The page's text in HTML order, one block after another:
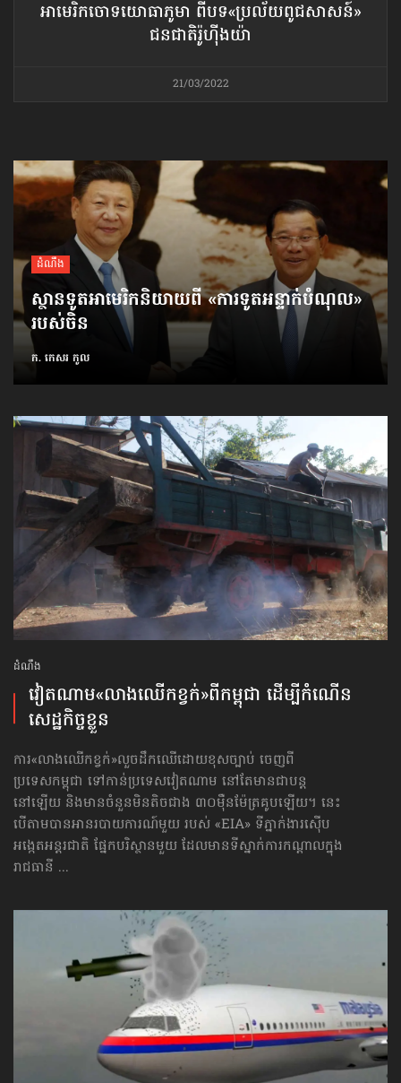
អាមេរិកចោទ​យោធាភូមា ពីបទ​«ប្រល័យ​ពូជសាសន៍»​
ជនជាតិរ៉ូហ៊ីងយ៉ា
21/03/2022
ដំណឹង
ស្ថានទូត​អាមេរិក​និយាយ​ពី «ការ​ទូត​អន្ទាក់​បំណុល»​
របស់​ចិន
ក. កេសរ កូល
ដំណឹង
វៀតណាម​«លាង​ឈើ​កខ្វក់»​ពី​កម្ពុជា ដើម្បី​កំណើន​
សេដ្ឋកិច្ច​ខ្លួន
ការ«លាង​ឈើ​កខ្វក់»លួចដឹកឈើដោយខុសច្បាប់ ចេញពី
ប្រទេសកម្ពុជា ទៅកាន់ប្រទេសវៀតណាម នៅតែមានជាបន្ត
នៅឡើយ និងមានចំនួនមិនតិចជាង ៣០ម៉ឺនម៉ែត្រគូបឡើយ។ នេះ
បើតាមបានអានរបាយការណ៍មួយ របស់ «EIA» ទីភ្នាក់ងារស៊ើប
អង្កេតអន្តរជាតិ ផ្នែកបរិស្ថានមួយ ដែលមានទីស្នាក់ការកណ្ដាលក្នុង
រាជធានី ...